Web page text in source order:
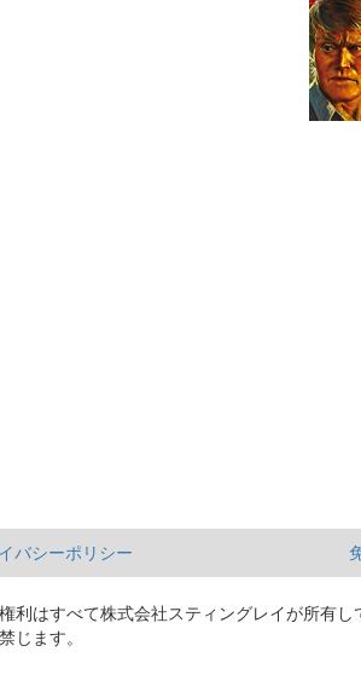
バシーポリシー
利はすべて株式会社スティングレイが所有し
じます。